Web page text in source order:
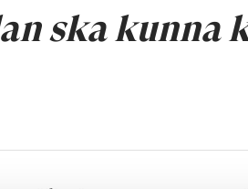
ska kunna